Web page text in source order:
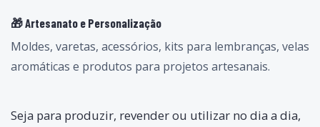
🎁 Artesanato e Personalização
Moldes, varetas, acessórios, kits para lembranças, velas
aromáticas e produtos para projetos artesanais.
Seja para produzir, revender ou utilizar no dia a dia,